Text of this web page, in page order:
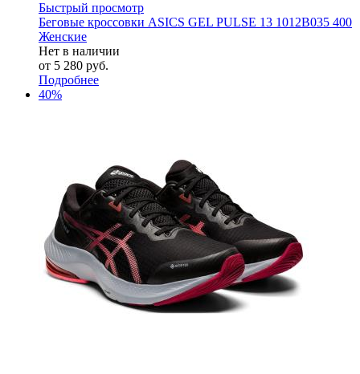
Быстрый просмотр
Беговые кроссовки ASICS GEL PULSE 13 1012B035 400
Женские
Нет в наличии
от 5 280 руб.
Подробнее
40%